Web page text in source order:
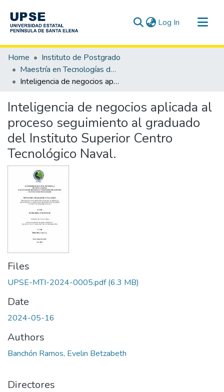
Log In (current)
Communities & Collections
All of DSpace
Statistics
Home
Instituto de Postgrado
Maestría en Tecnologías de la Información
Inteligencia de negocios aplicada al proceso seguimiento al graduado del Instituto Superior Centro Tecnológico Naval.
Inteligencia de negocios aplicada al
proceso seguimiento al graduado
del Instituto Superior Centro
Tecnológico Naval.
Files
UPSE-MTI-2024-0005.pdf(6.3 MB)
Date
2024-05-16
Authors
Banchón Ramos, Evelin Betzabeth
Directores